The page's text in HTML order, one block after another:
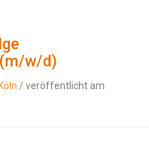
w/d)
/ veröffentlicht am